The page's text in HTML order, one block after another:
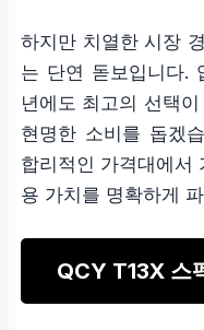
하지만 치열한 시장
는 단연 돋보입니다.
년에도 최고의 선택이
현명한 소비를 돕겠
합리적인 가격대에서
용 가치를 명확하게
QCY T13X 스